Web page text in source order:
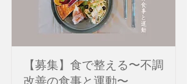
【募集】食で整える〜不調
改善の食事と運動〜